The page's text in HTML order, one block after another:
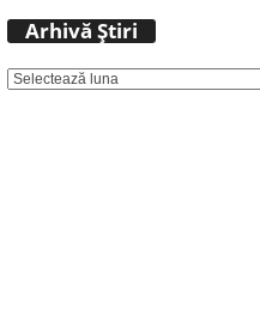
Arhivă Știri